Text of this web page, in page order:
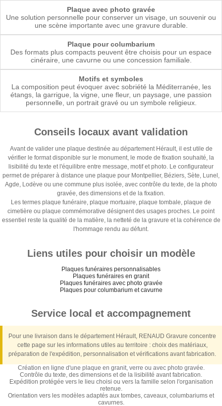
Plaque avec photo gravée
Une solution personnelle pour conserver un visage, un souvenir ou
une scène importante avec une gravure durable.
Plaque pour columbarium
Des formats plus compacts peuvent être choisis pour un espace
cinéraire, une cavurne ou une concession familiale.
Motifs et symboles
La composition peut évoquer avec sobriété la Méditerranée, les
étangs, la garrigue, la vigne, une fleur, un paysage, une passion
personnelle, un portrait gravé ou un symbole religieux.
Conseils locaux avant validation
Avant de valider une plaque destinée au département Hérault, il est utile de
vérifier le format disponible sur le monument, le mode de fixation souhaité, la
lisibilité du texte et l'équilibre entre message, motif et photo. Le configurateur
permet de préparer à distance une plaque pour Montpellier, Béziers, Sète, Lunel,
Agde, Lodève ou une commune plus isolée, avec contrôle du texte, de la photo
gravée, des dimensions et de la fixation.
Les termes plaque funéraire, plaque mortuaire, plaque tombale, plaque de
cimetière ou plaque commémorative désignent des usages proches. Le point
essentiel reste la qualité de la matière, la netteté de la gravure et la cohérence de
l'hommage rendu au défunt.
Liens utiles pour choisir un modèle
Plaques funéraires personnalisables
Plaques funéraires en granit
Plaques funéraires avec photo gravée
Plaques pour columbarium et cavurne
Service local et accompagnement
Pour une livraison dans le département Hérault, RENAUD Gravure concentre
cette page sur les informations utiles au territoire : choix des matériaux,
préparation de l'expédition, personnalisation et vérifications avant fabrication.
Création en ligne d'une plaque en granit, verre ou avec photo gravée.
Contrôle du texte, des dimensions et de la lisibilité avant fabrication.
Expédition protégée vers le lieu choisi ou vers la famille selon l'organisation
retenue.
Orientation vers les modèles adaptés aux tombes, caveaux, columbariums et
cavurnes.